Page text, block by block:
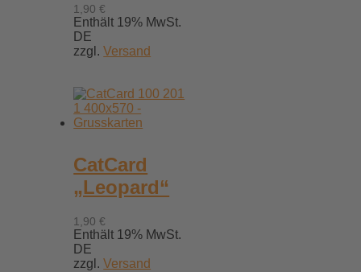
1,90€
Enthält 19% MwSt.
DE
zzgl.Versand
CatCard
„Leopard“
1,90€
Enthält 19% MwSt.
DE
zzgl.Versand